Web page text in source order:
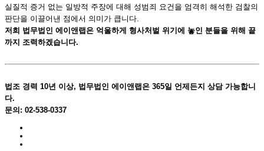
실질적 증거 없는 일방적 주장에 대해 성범죄 요건을 엄격히 해석한 검찰의
판단을 이끌어낸 점에서 의미가 큽니다.
저희 법무법인 에이앤랩은 억울하게 형사처벌 위기에 놓인 분들을 위해 끝
까지 조력하겠습니다.
법조 경력 10년 이상, 법무법인 에이앤랩은 365일 언제든지 상담 가능합니
다.
문의: 02-538-0337